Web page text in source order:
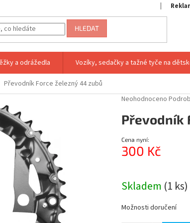
HLEDAT
a odrážedla Vozíky, sedačky a tažné tyče na
Převodník Force železný 44 zubů
Průměrné
produktu
je
0,0
z
5
Neohodnoceno
Převodník
Cena nyní:
300 Kč
Skladem (1 ks)
Možnosti doručení